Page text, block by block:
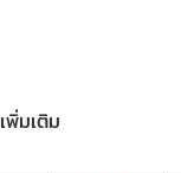
เพิ่มเติม